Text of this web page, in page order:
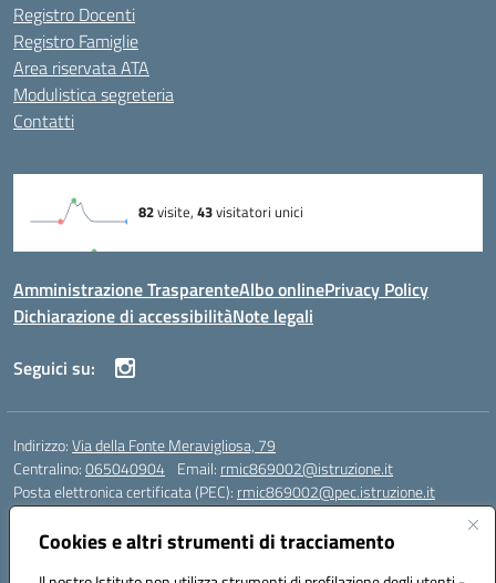
Cookies e altri strumenti di tracciamento
Registro Docenti
Registro Famiglie
Area riservata ATA
Modulistica segreteria
Contatti
Amministrazione TrasparenteAlbo onlinePrivacy Policy
Dichiarazione di accessibilitàNote legali
Seguici su:
Indirizzo:Via della Fonte Meravigliosa, 79
Centralino:065040904 Email: rmic869002@istruzione.it
Posta elettronica certificata (PEC): rmic869002@pec.istruzione.it
Codice fiscale: 97197090588
Codice meccanografico: RMIC869002